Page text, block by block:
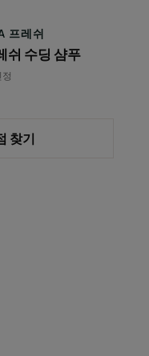
프레쉬
쉬 수딩 샴푸
찾기